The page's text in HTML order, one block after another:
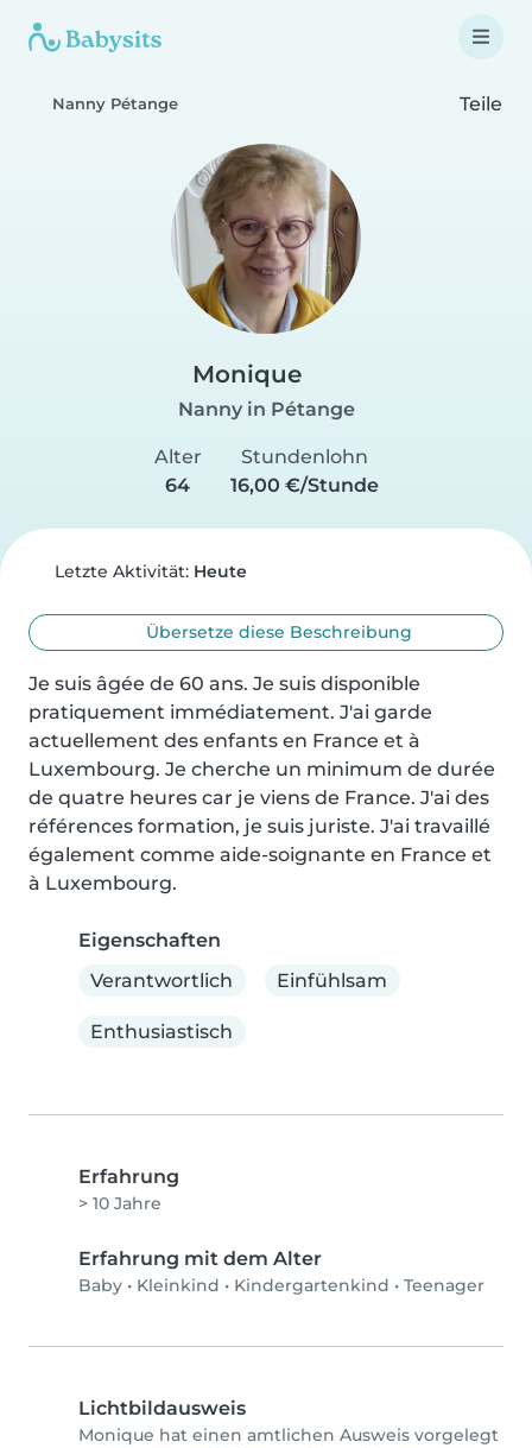
Nanny Pétange Teile
Monique
Nanny in Pétange
Alter
64
Stundenlohn
16,00 €/Stunde
Letzte Aktivität: Heute
Übersetze diese Beschreibung
Je suis âgée de 60 ans. Je suis disponible
pratiquement immédiatement. J'ai garde
actuellement des enfants en France et à
Luxembourg. Je cherche un minimum de durée
de quatre heures car je viens de France. J'ai des
références formation, je suis juriste. J'ai travaillé
également comme aide-soignante en France et
à Luxembourg.
Eigenschaften
Verantwortlich
Einfühlsam
Enthusiastisch
Erfahrung
> 10 Jahre
Erfahrung mit dem Alter
Baby • Kleinkind • Kindergartenkind • Teenager
Lichtbildausweis
Monique hat einen amtlichen Ausweis vorgelegt